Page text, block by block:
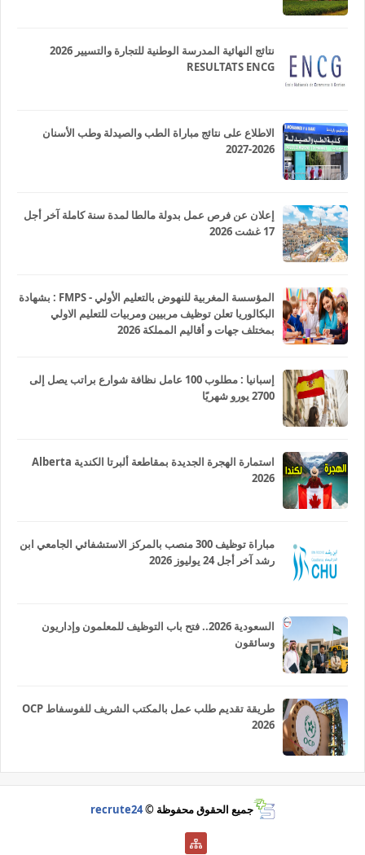
نتائج النهائية المدرسة الوطنية للتجارة والتسيير 2026
RESULTATS ENCG
الاطلاع على نتائج مباراة الطب والصيدلة وطب الأسنان
2026-2027
إعلان عن فرص عمل بدولة مالطا لمدة سنة كاملة آخر أجل
17 غشت 2026
المؤسسة المغربية للنهوض بالتعليم الأولي - FMPS : بشهادة
البكالوريا تعلن توظيف مربيين ومربيات للتعليم الاولي
بمختلف جهات و أقاليم المملكة 2026
إسبانيا : مطلوب 100 عامل نظافة شوارع براتب يصل إلى
2700 يورو شهريًا
استمارة الهجرة الجديدة بمقاطعة ألبرتا الكندية Alberta
2026
مباراة توظيف 300 منصب بالمركز الاستشفائي الجامعي ابن
رشد آخر أجل 24 يوليوز 2026
السعودية 2026.. فتح باب التوظيف للمعلمون وإداريون
وسائقون
طريقة تقديم طلب عمل بالمكتب الشريف للفوسفاط OCP
2026
جميع الحقوق محفوظة ©recrute24